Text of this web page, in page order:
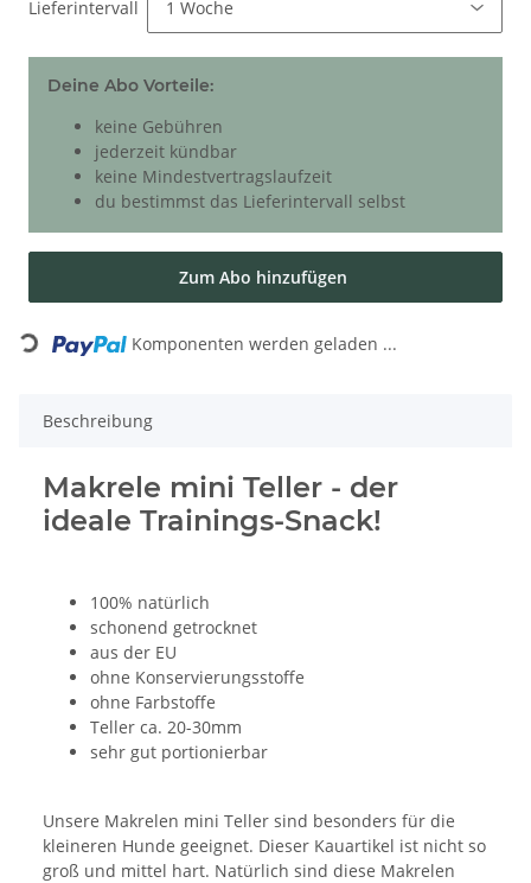
Lieferintervall
Deine Abo Vorteile:
keine Gebühren
jederzeit kündbar
keine Mindestvertragslaufzeit
du bestimmst das Lieferintervall selbst
Zum Abo hinzufügen
Loading... Komponenten werden geladen ...
Beschreibung
Makrele mini Teller - der
ideale Trainings-Snack!
100% natürlich
schonend getrocknet
aus der EU
ohne Konservierungsstoffe
ohne Farbstoffe
Teller ca. 20-30mm
sehr gut portionierbar
Unsere Makrelen mini Teller sind besonders für die
kleineren Hunde geeignet. Dieser Kauartikel ist nicht so
groß und mittel hart. Natürlich sind diese Makrelen